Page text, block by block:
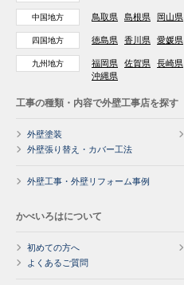
中国地方 鳥取県 島根県 岡山県
四国地方 徳島県 香川県 愛媛県
九州地方 福岡県 佐賀県 長崎県
沖縄県
工事の種類・内容で外壁工事店を探す
外壁塗装
外壁張り替え・カバー工法
外壁工事・外壁リフォーム事例
かべいろはについて
初めての方へ
よくあるご質問